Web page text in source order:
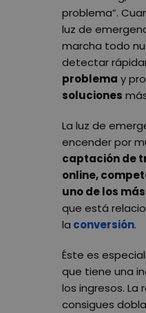
problema”.
luz de
marcha todo
detectar
problema y
soluciones
La luz de
encender por
captación de
online,
uno de los
que está
la conversión.
Éste es
que tiene una
los ingresos. La
consigues